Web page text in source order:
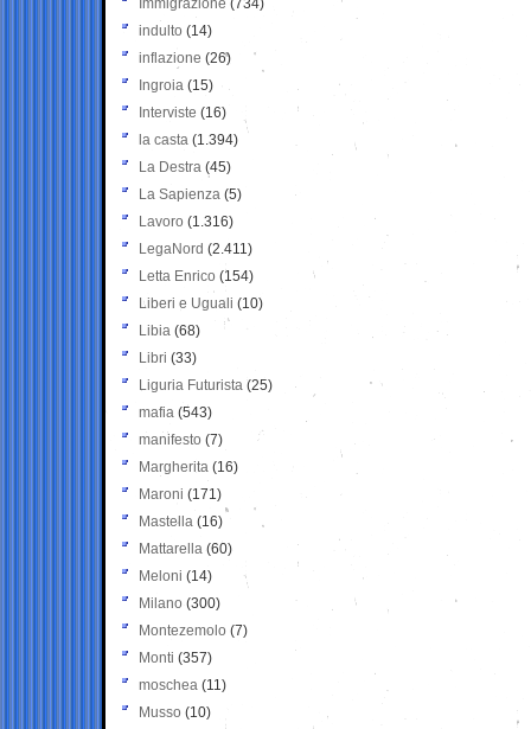
Immigrazione (734)
indulto (14)
inflazione (26)
Ingroia (15)
Interviste (16)
la casta (1.394)
La Destra (45)
La Sapienza (5)
Lavoro (1.316)
LegaNord (2.411)
Letta Enrico (154)
Liberi e Uguali (10)
Libia (68)
Libri (33)
Liguria Futurista (25)
mafia (543)
manifesto (7)
Margherita (16)
Maroni (171)
Mastella (16)
Mattarella (60)
Meloni (14)
Milano (300)
Montezemolo (7)
Monti (357)
moschea (11)
Musso (10)